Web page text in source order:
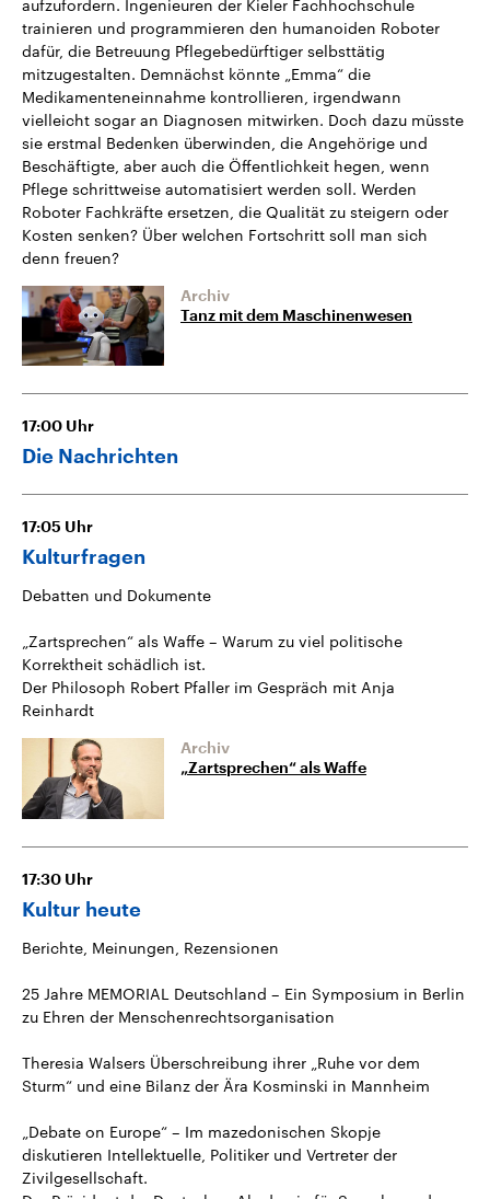
aufzufordern. Ingenieuren der Kieler Fachhochschule
trainieren und programmieren den humanoiden Roboter
dafür, die Betreuung Pflegebedürftiger selbsttätig
mitzugestalten. Demnächst könnte „Emma“ die
Medikamenteneinnahme kontrollieren, irgendwann
vielleicht sogar an Diagnosen mitwirken. Doch dazu müsste
sie erstmal Bedenken überwinden, die Angehörige und
Beschäftigte, aber auch die Öffentlichkeit hegen, wenn
Pflege schrittweise automatisiert werden soll. Werden
Roboter Fachkräfte ersetzen, die Qualität zu steigern oder
Kosten senken? Über welchen Fortschritt soll man sich
denn freuen?
Archiv
Tanz mit dem Maschinenwesen
17:00 Uhr
Die Nachrichten
17:05 Uhr
Kulturfragen
Debatten und Dokumente
„Zartsprechen“ als Waffe – Warum zu viel politische
Korrektheit schädlich ist.
Der Philosoph Robert Pfaller im Gespräch mit Anja
Reinhardt
Archiv
„Zartsprechen“ als Waffe
17:30 Uhr
Kultur heute
Berichte, Meinungen, Rezensionen
25 Jahre MEMORIAL Deutschland – Ein Symposium in Berlin
zu Ehren der Menschenrechtsorganisation
Theresia Walsers Überschreibung ihrer „Ruhe vor dem
Sturm“ und eine Bilanz der Ära Kosminski in Mannheim
„Debate on Europe“ – Im mazedonischen Skopje
diskutieren Intellektuelle, Politiker und Vertreter der
Zivilgesellschaft.